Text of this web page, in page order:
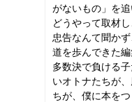
がないもの」を追
どうやって取材
忠告なんて聞か
道を歩んできた編
多数決で負ける
いオトナたちが
ちが、僕に本をつ